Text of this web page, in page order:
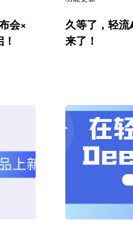
会×
久等了，轻
来了！